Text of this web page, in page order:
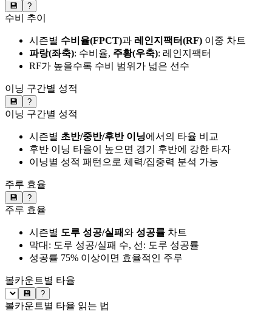
💾 ?
수비 추이
시즌별 수비율(FPCT)과 레인지팩터(RF) 이중 차트
파랑(좌축): 수비율, 주황(우축): 레인지팩터
RF가 높을수록 수비 범위가 넓은 선수
이닝 구간별 성적
💾 ?
이닝 구간별 성적
시즌별 초반/중반/후반 이닝에서의 타율 비교
후반 이닝 타율이 높으면 경기 후반에 강한 타자
이닝별 성적 패턴으로 체력/집중력 분석 가능
주루 효율
💾 ?
주루 효율
시즌별 도루 성공/실패와 성공률 차트
막대: 도루 성공/실패 수, 선: 도루 성공률
성공률 75% 이상이면 효율적인 주루
볼카운트별 타율
💾 ?
볼카운트별 타율 읽는 법